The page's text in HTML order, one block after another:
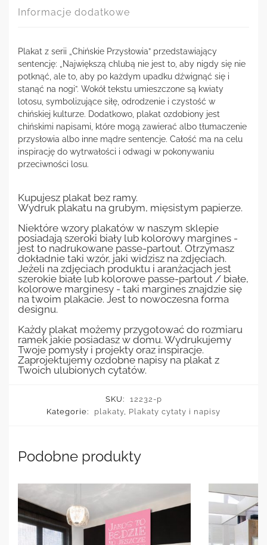
Informacje dodatkowe
Plakat z serii „Chińskie Przysłowia” przedstawiający
sentencję: „Największą chlubą nie jest to, aby nigdy się nie
potknąć, ale to, aby po każdym upadku dźwignąć się i
stanąć na nogi”. Wokół tekstu umieszczone są kwiaty
lotosu, symbolizujące siłę, odrodzenie i czystość w
chińskiej kulturze. Dodatkowo, plakat ozdobiony jest
chińskimi napisami, które mogą zawierać albo tłumaczenie
przysłowia albo inne mądre sentencje. Całość ma na celu
inspirację do wytrwałości i odwagi w pokonywaniu
przeciwności losu.
Kupujesz plakat bez ramy.
Wydruk plakatu na grubym, mięsistym papierze.
Niektóre wzory plakatów w naszym sklepie
posiadają szeroki biały lub kolorowy margines -
jest to nadrukowane passe-partout. Otrzymasz
dokładnie taki wzór, jaki widzisz na zdjęciach.
Jeżeli na zdjęciach produktu i aranżacjach jest
szerokie białe lub kolorowe passe-partout / białe,
kolorowe marginesy - taki margines znajdzie się
na twoim plakacie. Jest to nowoczesna forma
designu.
Każdy plakat możemy przygotować do rozmiaru
ramek jakie posiadasz w domu. Wydrukujemy
Twoje pomysły i projekty oraz inspiracje.
Zaprojektujemy ozdobne napisy na plakat z
Twoich ulubionych cytatów.
SKU:
12232-p
Kategorie:
plakaty Plakaty cytaty i napisy
Podobne produkty